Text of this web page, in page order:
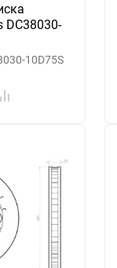
DC38030-
10D75S